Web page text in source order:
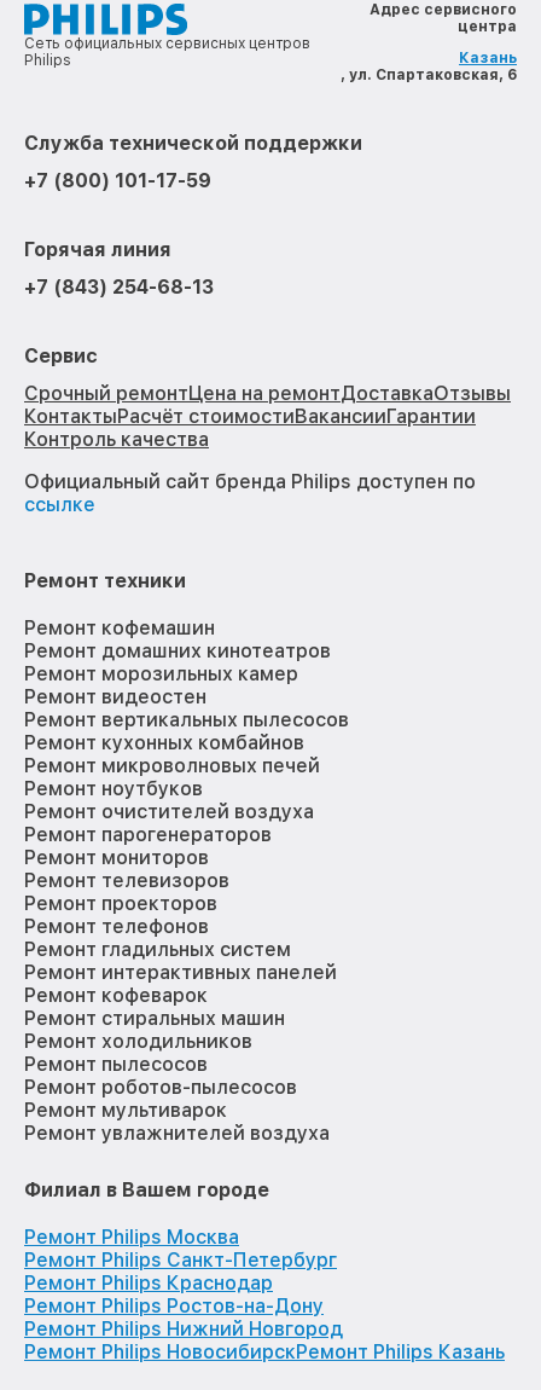
Сеть официальных сервисных центров
Philips
Адрес сервисного
центра
Казань
, ул. Спартаковская, 6
Служба технической поддержки
+7 (800) 101-17-59
Горячая линия
+7 (843) 254-68-13
Сервис
Срочный ремонтЦена на ремонтДоставкаОтзывы
КонтактыРасчёт стоимостиВакансииГарантии
Контроль качества
Официальный сайт бренда Philips доступен по
ссылке
Ремонт техники
Ремонт кофемашин
Ремонт домашних кинотеатров
Ремонт морозильных камер
Ремонт видеостен
Ремонт вертикальных пылесосов
Ремонт кухонных комбайнов
Ремонт микроволновых печей
Ремонт ноутбуков
Ремонт очистителей воздуха
Ремонт парогенераторов
Ремонт мониторов
Ремонт телевизоров
Ремонт проекторов
Ремонт телефонов
Ремонт гладильных систем
Ремонт интерактивных панелей
Ремонт кофеварок
Ремонт стиральных машин
Ремонт холодильников
Ремонт пылесосов
Ремонт роботов-пылесосов
Ремонт мультиварок
Ремонт увлажнителей воздуха
Филиал в Вашем городе
Ремонт Philips Москва
Ремонт Philips Санкт-Петербург
Ремонт Philips Краснодар
Ремонт Philips Ростов-на-Дону
Ремонт Philips Нижний Новгород
Ремонт Philips НовосибирскРемонт Philips Казань